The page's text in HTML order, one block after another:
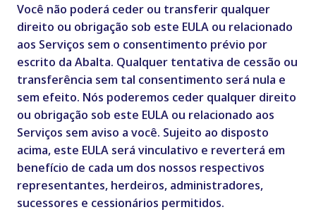
Você não poderá ceder ou transferir qualquer
direito ou obrigação sob este EULA ou relacionado
aos Serviços sem o consentimento prévio por
escrito da Abalta. Qualquer tentativa de cessão ou
transferência sem tal consentimento será nula e
sem efeito. Nós poderemos ceder qualquer direito
ou obrigação sob este EULA ou relacionado aos
Serviços sem aviso a você. Sujeito ao disposto
acima, este EULA será vinculativo e reverterá em
benefício de cada um dos nossos respectivos
representantes, herdeiros, administradores,
sucessores e cessionários permitidos.